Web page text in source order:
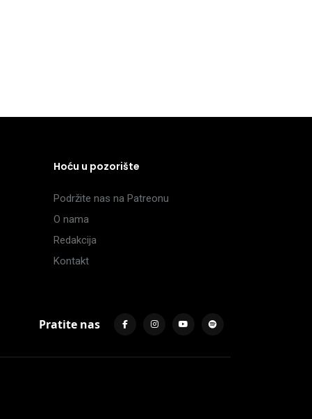
Hoću u pozorište
Podržite nas na Patreonu
O nama
Redakcija
Kontakt
Pratite nas